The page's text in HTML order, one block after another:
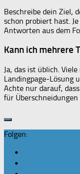
Beschreibe dein Ziel,
schon probiert hast.
Antworten aus dem
Kann ich mehrere
Ja, das ist üblich.
Landingpage-Lösung
Achte nur darauf,
für
Folgen: